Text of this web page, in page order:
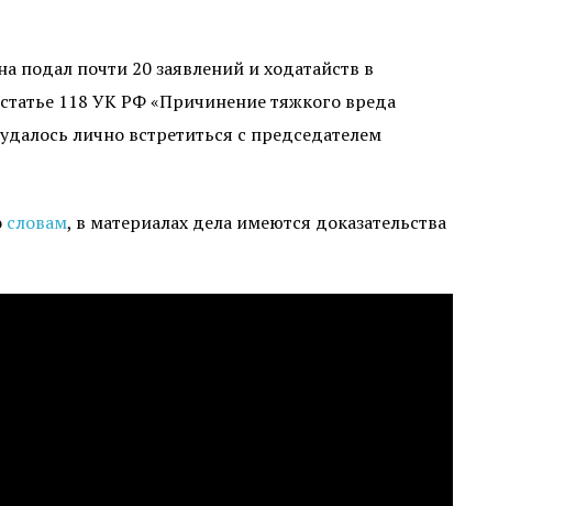
подал почти 20 заявлений и ходатайств в
118 УК РФ «Причинение тяжкого вреда
лично встретиться с председателем
словам, в материалах дела имеются доказательства